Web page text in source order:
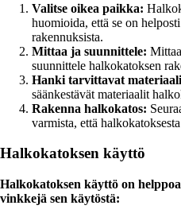
Valitse oikea paikka:
huomioida, että se on
rakennuksista.
Mittaa ja suunnittele:
suunnittele halkokatoksen
Hanki tarvittavat
säänkestävät materiaalit
Rakenna halkokatos:
varmista, että
Halkokatoksen käyttö
Halkokatoksen käyttö on
vinkkejä sen käytöstä: